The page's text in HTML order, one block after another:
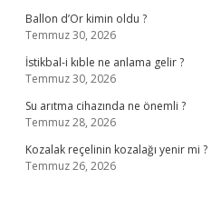
Ballon d’Or kimin oldu ?
Temmuz 30, 2026
İstikbal-i kıble ne anlama gelir ?
Temmuz 30, 2026
Su arıtma cihazında ne önemli ?
Temmuz 28, 2026
Kozalak reçelinin kozalağı yenir mi ?
Temmuz 26, 2026